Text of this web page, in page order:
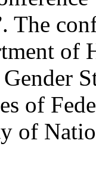
The
of
of
of